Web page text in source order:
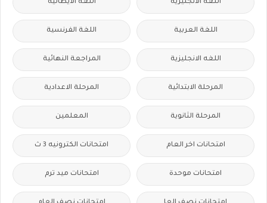
اللغة الانجليزية اللغة الايطالية
اللغة العربية اللغة الفرنسية
اللغه الانجليزية المراجعة النهائية
المرحلة الابتدائية المرحلة الاعدادية
المرحلة الثانوية المعلمين
امتحانات اخر العام امتحانات الكترونيه 3 ث
امتحانات موحدة امتحانات ميد ترم